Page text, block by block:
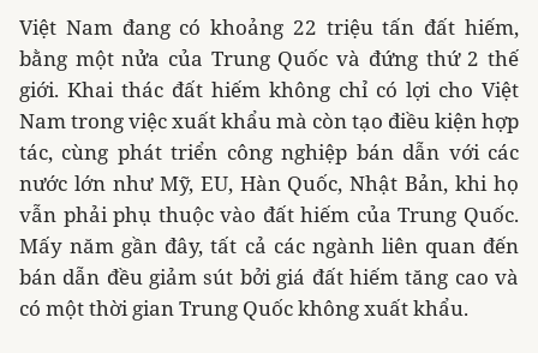
Việt Nam đang có khoảng 22 triệu tấn đất hiếm,
bằng một nửa của Trung Quốc và đứng thứ 2 thế
giới. Khai thác đất hiếm không chỉ có lợi cho Việt
Nam trong việc xuất khẩu mà còn tạo điều kiện hợp
tác, cùng phát triển công nghiệp bán dẫn với các
nước lớn như Mỹ, EU, Hàn Quốc, Nhật Bản, khi họ
vẫn phải phụ thuộc vào đất hiếm của Trung Quốc.
Mấy năm gần đây, tất cả các ngành liên quan đến
bán dẫn đều giảm sút bởi giá đất hiếm tăng cao và
có một thời gian Trung Quốc không xuất khẩu.